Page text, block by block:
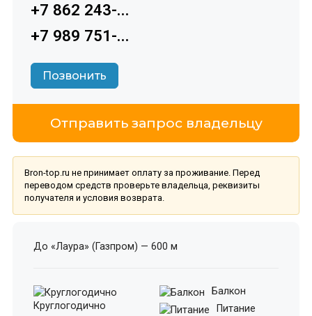
+7 862 243-...
+7 989 751-...
Позвонить
Отправить запрос владельцу
Bron-top.ru не принимает оплату за проживание. Перед
переводом средств проверьте владельца, реквизиты
получателя и условия возврата.
До «Лаура» (Газпром) — 600 м
Круглогодично
Балкон
Питание